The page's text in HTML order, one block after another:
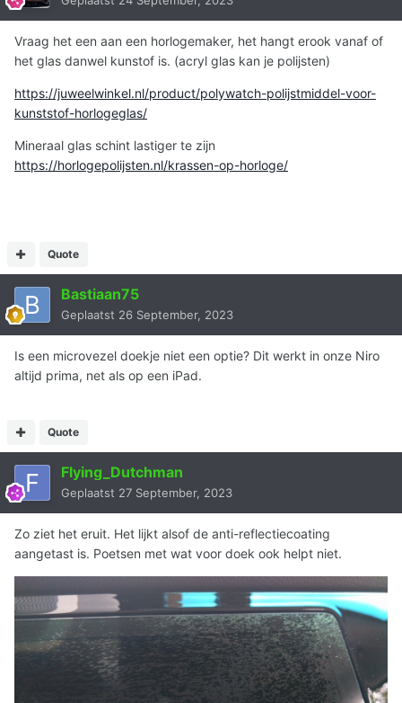
Vraag het een aan een horlogemaker, het hangt erook vanaf of
het glas danwel kunstof is. (acryl glas kan je polijsten)
https://juweelwinkel.nl/product/polywatch-polijstmiddel-voor-
kunststof-horlogeglas/
Mineraal glas schint lastiger te zijn
https://horlogepolijsten.nl/krassen-op-horloge/
Quote
Bastiaan75
Geplaatst 26 September, 2023
Is een microvezel doekje niet een optie? Dit werkt in onze Niro
altijd prima, net als op een iPad.
Quote
Flying_Dutchman
Geplaatst 27 September, 2023
Zo ziet het eruit. Het lijkt alsof de anti-reflectiecoating
aangetast is. Poetsen met wat voor doek ook helpt niet.